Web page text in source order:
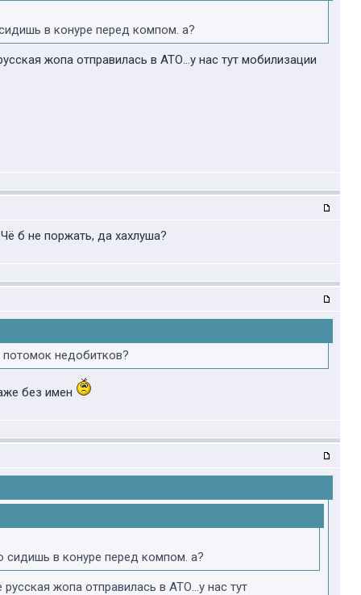
в конуре перед компом. а?
жопа отправилась в АТО...у нас тут мобилизации
б не поржать, да хахлуша?
недобитков?
без имен
сидишь в конуре перед компом. а?
жопа отправилась в АТО...у нас тут